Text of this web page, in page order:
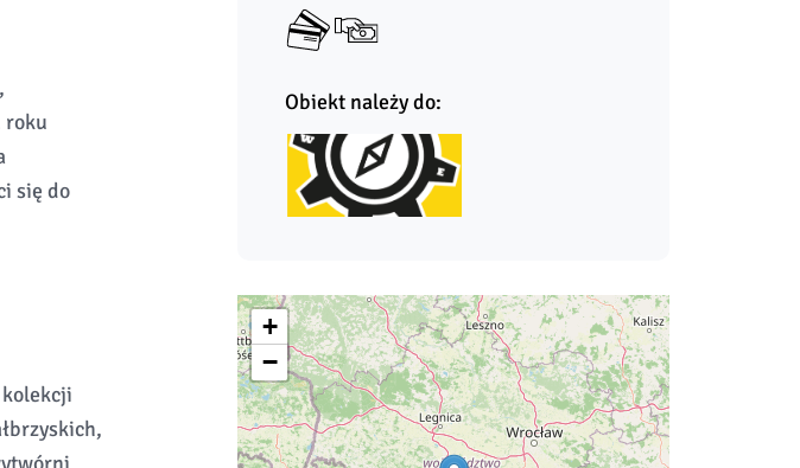
roku
się do
Obiekt należy do:
+
−